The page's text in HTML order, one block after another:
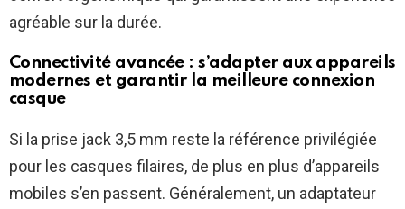
agréable sur la durée.
Connectivité avancée : s’adapter aux appareils
modernes et garantir la meilleure connexion
casque
Si la prise jack 3,5 mm reste la référence privilégiée
pour les casques filaires, de plus en plus d’appareils
mobiles s’en passent. Généralement, un adaptateur